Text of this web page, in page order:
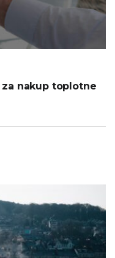
nakup toplotne